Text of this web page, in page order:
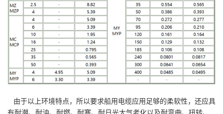
由于以上环境特点，所以要求船用电缆应用足够的柔软性，还应具